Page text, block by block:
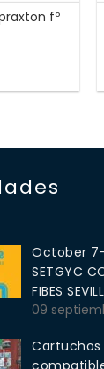
fº
October 7-
SETGYC
FIBES
09